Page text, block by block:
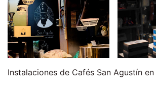
Instalaciones de Cafés San Agustín en